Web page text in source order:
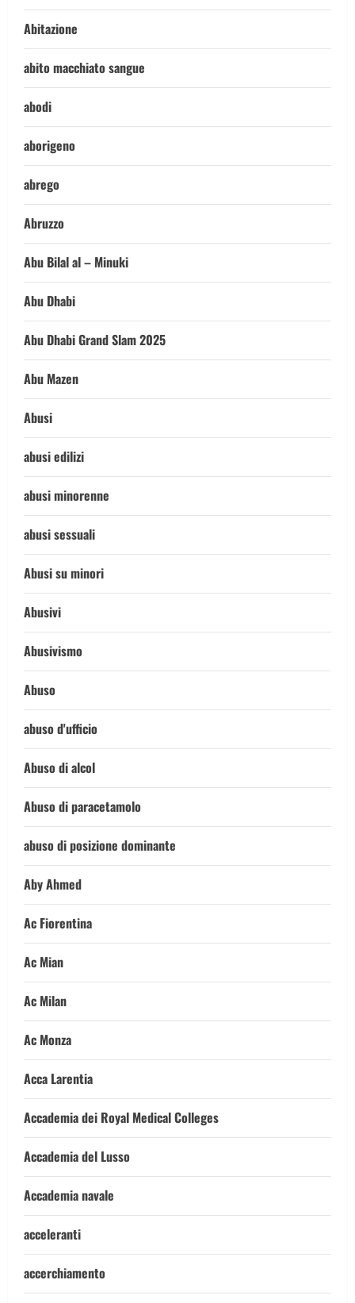
Abitazione
abito macchiato sangue
abodi
aborigeno
abrego
Abruzzo
Abu Bilal al – Minuki
Abu Dhabi
Abu Dhabi Grand Slam 2025
Abu Mazen
Abusi
abusi edilizi
abusi minorenne
abusi sessuali
Abusi su minori
Abusivi
Abusivismo
Abuso
abuso d'ufficio
Abuso di alcol
Abuso di paracetamolo
abuso di posizione dominante
Aby Ahmed
Ac Fiorentina
Ac Mian
Ac Milan
Ac Monza
Acca Larentia
Accademia dei Royal Medical Colleges
Accademia del Lusso
Accademia navale
acceleranti
accerchiamento